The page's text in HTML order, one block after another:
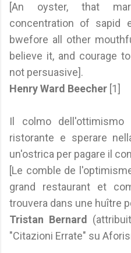
[An oyster, that
concentration of sapid
bwefore all other
believe it, and courage
not persuasive].
Henry Ward Beecher [1]
Il colmo
ristorante e sperare
un'ostrica per pagare il
[Le comble de
grand restaurant et
trouvera dans une huître
Tristan Bernard
"Citazioni Errate" su